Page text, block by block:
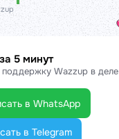
5 минут
поддержку Wazzup в деле
в WhatsApp
в Telegram